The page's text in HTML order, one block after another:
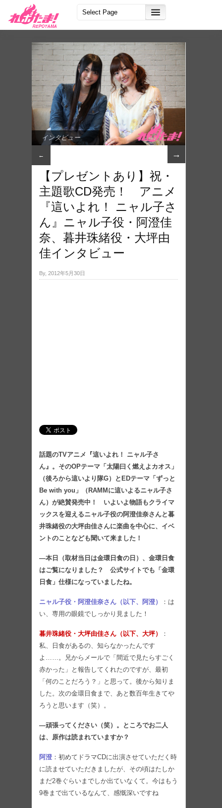
インタビュー
← →
【プレゼントあり】祝・
主題歌CD発売！ アニメ
『這いよれ！ ニャル子さ
ん』ニャル子役・阿澄佳
奈、暮井珠緒役・大坪由
佳インタビュー
By, 2012年5月30日
話題のTVアニメ『這いよれ！ ニャル子さ
ん』。そのOPテーマ「太陽曰く燃えよカオス」
（後ろから這いより隊G）とEDテーマ「ずっと
Be with you」（RAMMに這いよるニャル子さ
ん）が絶賛発売中！ いよいよ物語もクライマ
ックスを迎えるニャル子役の阿澄佳奈さんと暮
井珠緒役の大坪由佳さんに楽曲を中心に、イベ
ントのことなども聞いて来ました！
―本日（取材当日は金環日食の日）、金環日食
はご覧になりました？ 公式サイトでも「金環
日食」仕様になっていましたね。
ニャル子役・阿澄佳奈さん（以下、阿澄）
：は
い、専用の眼鏡でしっかり見ました！
暮井珠緒役・大坪由佳さん（以下、大坪）
：
私、日食があるの、知らなかったんです
よ……。兄からメールで「間近で見たらすごく
赤かった」と報告してくれたのですが、最初
「何のことだろう？」と思って。後から知りま
した。次の金環日食まで、あと数百年生きてや
ろうと思います（笑）。
―頑張ってください（笑）。ところでお二人
は、原作は読まれていますか？
阿澄 ：初めてドラマCDに出演させていただく時
に読ませていただきましたが、その頃はたしか
まだ2巻ぐらいまでしか出ていなくて。今はもう
9巻まで出ているなんて、感慨深いですね